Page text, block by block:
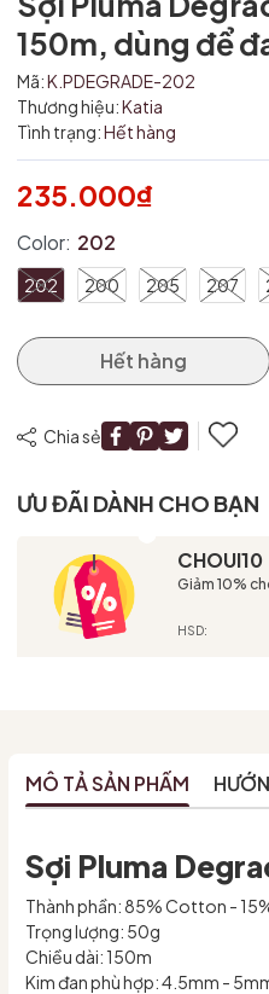
150m, dùng để
Mã:K.PDEGRADE-202
Thương hiệu:Katia
Tình trạng:Hết hàng
235.000₫
Color: 202
202 200 205 207
Hết hàng
Chia sẻ
ƯU ĐÃI DÀNH CHO BẠN
CHOUI10
Giảm 10%
HSD:
MÔ TẢ SẢN PHẨM
Sợi Pluma
Thành phần: 85% Cotton -
Trọng lượng: 50g
Chiều dài: 150m
Kim đan phù hợp: 4.5mm -
Mã giảm giá:
Ngày hết hạn: